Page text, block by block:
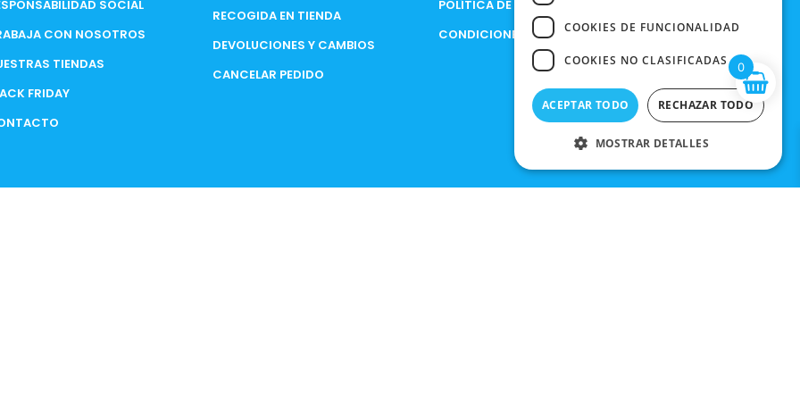
SOCIAL
CON NOSOTROS
TIENDAS
FRIDAY
RECOGIDA EN TIENDA
DEVOLUCIONES Y CAMBIOS
CANCELAR PEDIDO
POLÍTICA DE PRIVACIDAD
CONDICIONES DE COMPRA
0
COOKIES DE FUNCIONALIDAD
COOKIES NO CLASIFICADAS
ACEPTAR TODO RECHAZAR TODO
MOSTRAR DETALLES